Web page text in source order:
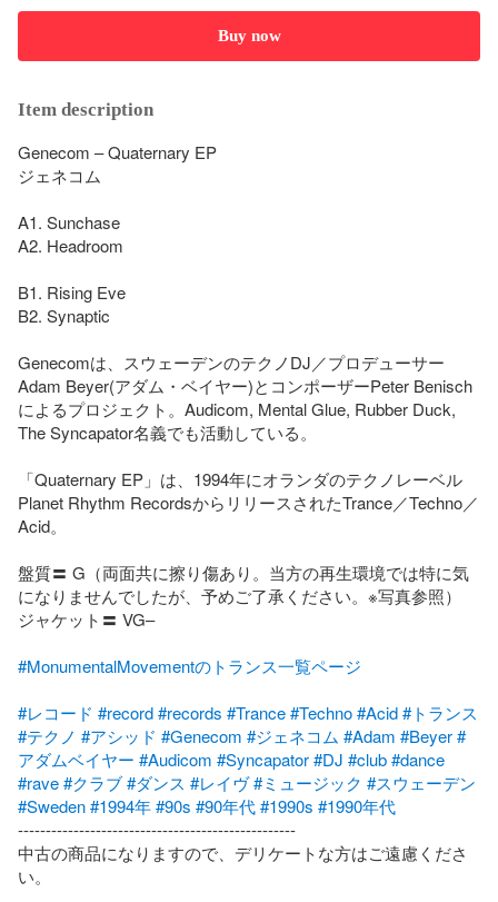
Buy now
Item description
Genecom – Quaternary EP
ジェネコム
A1. Sunchase
A2. Headroom
B1. Rising Eve
B2. Synaptic
Genecomは、スウェーデンのテクノDJ／プロデューサー
Adam Beyer(アダム・ベイヤー)とコンポーザーPeter Benisch
によるプロジェクト。Audicom, Mental Glue, Rubber Duck,
The Syncapator名義でも活動している。
「Quaternary EP」は、1994年にオランダのテクノレーベル
Planet Rhythm RecordsからリリースされたTrance／Techno／
Acid。
盤質〓 G（両面共に擦り傷あり。当方の再生環境では特に気
になりませんでしたが、予めご了承ください。※写真参照）
ジャケット〓 VG–
#MonumentalMovementのトランス一覧ページ
#レコード #record#records #Trance#Techno#Acid#トランス
#テクノ #アシッド #Genecom #ジェネコム #Adam #Beyer#
アダムベイヤー #Audicom #Syncapator#DJ #club#dance
#rave#クラブ#ダンス #レイヴ#ミュージック #スウェーデン
#Sweden#1994年#90s #90年代#1990s #1990年代
--------------------------------------------------
中古の商品になりますので、デリケートな方はご遠慮くださ
い。